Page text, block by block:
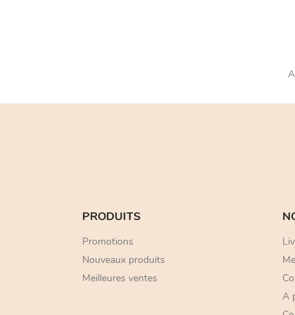
PRODUITS
Promotions
Nouveaux produits
Meilleures ventes
A